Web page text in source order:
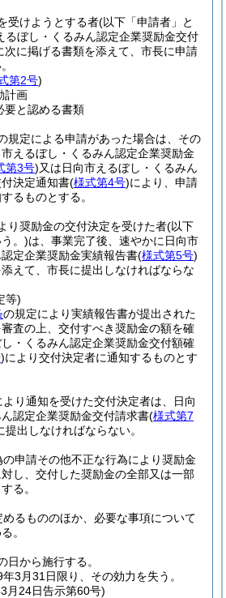
受けようとする者(以下「申請者」と
るぼし・くるみん認定企業奨励金交付
次に掲げる書類を添えて、市長に申請
第2号)
計画
要と認める書類
規定による申請があった場合は、その
えるぼし・くるみん認定企業奨励金
第3号)又は日向市えるぼし・くるみん
決定通知書(様式第4号)により、申請
るものとする。
り奨励金の交付決定を受けた者(以下
う。)は、事業完了後、速やかに日向市
定企業奨励金実績報告書(様式第5号)
えて、市長に提出しなければならな
等)
の規定により実績報告書が提出された
査の上、交付すべき奨励金の額を確
・くるみん認定企業奨励金交付額確
)により交付決定者に通知するものとす
より通知を受けた交付決定者は、日向
認定企業奨励金交付請求書(様式第7
出しなければならない。
申請その他不正な行為により奨励金
し、交付した奨励金の全部又は一部
る。
めるもののほか、必要な事項について
。
日から施行する。
3月31日限り、その効力を失う。
月24日告示第60号)